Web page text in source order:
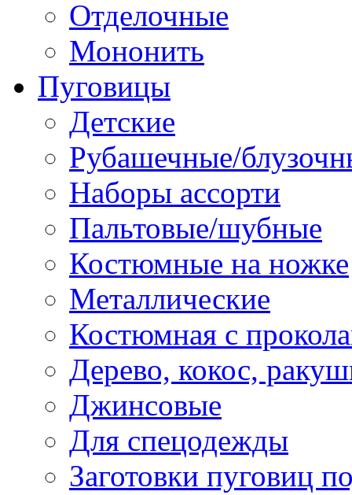
Отделочные
Мононить
Пуговицы
Детские
Рубашечные/
Наборы ассорти
Пальтовые/шубные
Костюмные на ножке
Металлические
Костюмная с
Дерево, кокос,
Джинсовые
Для спецодежды
Заготовки пуговиц